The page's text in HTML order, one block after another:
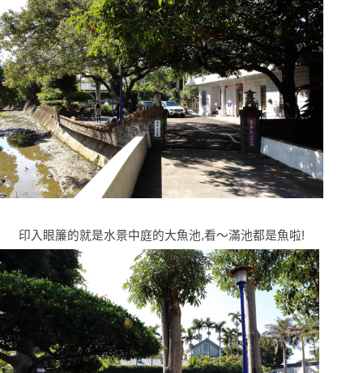
印入眼簾的就是水景中庭的大魚池,看〜滿池都是魚啦!